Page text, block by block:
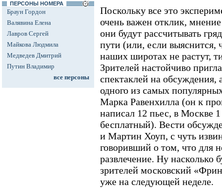
ПЕРСОНЫ НОМЕРА
Браун Гордон
Валявина Елена
Лавров Сергей
Майкова Людмила
Медведев Дмитрий
Путин Владимир
все персоны
Поскольку все это
очень важен отклик,
они будут рассчитывать
пути (или, если выяснится,
наших широтах не растут,
Зрителей настойчиво
спектаклей на обсуждения,
одного из самых
Марка Равенхилла (он к
написал 12 пьес, в Москве
бесплатный). Вести
и Мартин Хоуп, с чуть
говоривший о том, что для
развлечение. Ну насколько
зрителей московский
уже на следующей неделе.